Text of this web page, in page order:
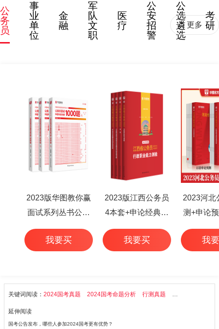
公
务
员
事
业
单
位
金
融
军
队
文
职
医
疗
公
安
招
警
公
选
遴
选
考
研
更多
2023版华图教你赢
面试系列丛书公务
员面试华图专家详
解1000题（3本
我要买
2023版江西公务员
4本套+申论经典范
文50篇+行测高频考
点 6本
我要买
2023河北
测+申论
本
我
关键词阅读： 2024国考真题 2024国考命题分析 行测真题 2024国考公告解
延伸阅读
国考公告发布，哪些人参加2024国考更有优势？